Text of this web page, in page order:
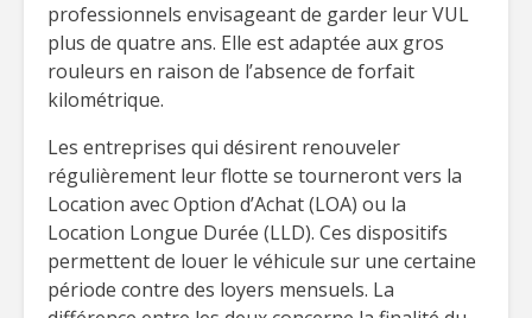
professionnels envisageant de garder leur VUL
plus de quatre ans. Elle est adaptée aux gros
rouleurs en raison de l’absence de forfait
kilométrique.
Les entreprises qui désirent renouveler
régulièrement leur flotte se tourneront vers la
Location avec Option d’Achat (LOA) ou la
Location Longue Durée (LLD). Ces dispositifs
permettent de louer le véhicule sur une certaine
période contre des loyers mensuels. La